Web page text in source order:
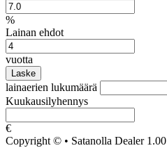
%
Lainan ehdot
vuotta
Laske
lainaerien lukumäärä
Kuukausilyhennys
€
Copyright © • Satanolla Dealer 1.00